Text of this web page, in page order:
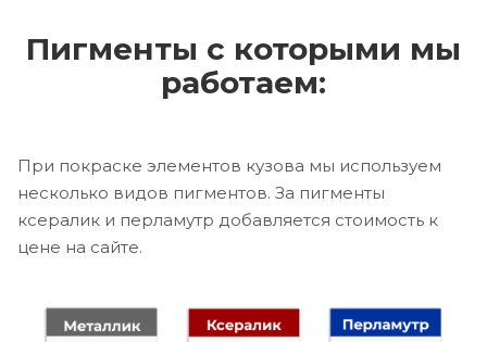
Пигменты с которыми мы
работаем:
При покраске элементов кузова мы используем
несколько видов пигментов. За пигменты
ксералик и перламутр добавляется стоимость к
цене на сайте.